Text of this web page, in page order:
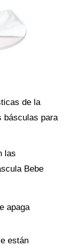
de la
básculas para
las
Bebe
apaga
están